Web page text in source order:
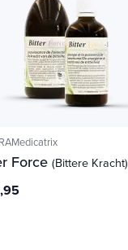
Force (Bittere Kracht)